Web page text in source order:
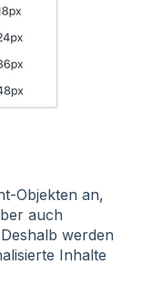
Objekten an,
auch
werden
Inhalte